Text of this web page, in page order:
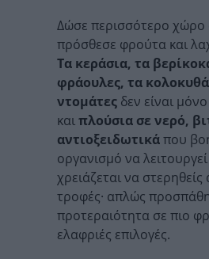
Δώσε περισσότερο χώρο
πρόσθεσε φρούτα και
Τα κεράσια, τα
φράουλες, τα
ντομάτες δεν είναι
καιπλούσια σε νερό,
αντιοξειδωτικάπου
οργανισμό να
χρειάζεται να
τροφές· απλώς
προτεραιότητα σε πιο
ελαφριές επιλογές.